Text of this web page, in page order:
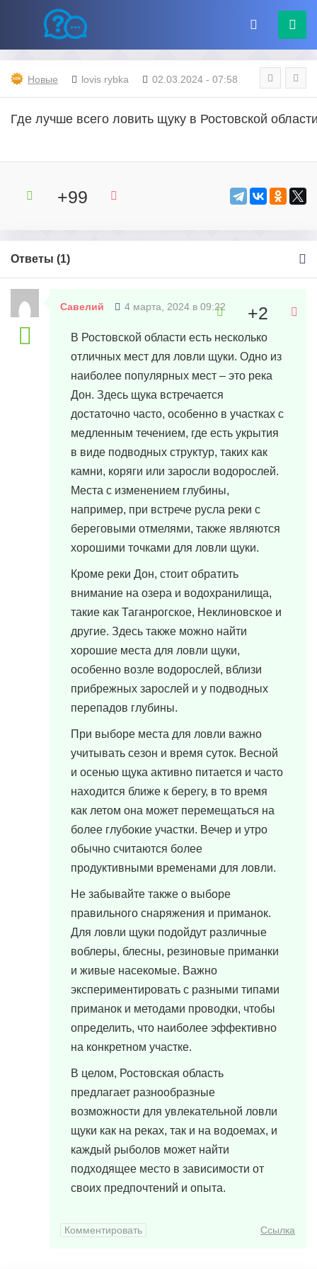
Новые lovis rybka 02.03.2024 - 07:58
Где лучше всего ловить щуку в Ростовской
+99
Ответы (1)
Савелий 4 марта, 2024 в 09:22
В Ростовской области есть несколько
отличных мест для ловли щуки. Одно из
наиболее популярных мест – это река
Дон. Здесь щука встречается
достаточно часто, особенно в участках с
медленным течением, где есть укрытия
в виде подводных структур, таких как
камни, коряги или заросли водорослей.
Места с изменением глубины,
например, при встрече русла реки с
береговыми отмелями, также являются
хорошими точками для ловли щуки.
Кроме реки Дон, стоит обратить
внимание на озера и водохранилища,
такие как Таганрогское, Неклиновское и
другие. Здесь также можно найти
хорошие места для ловли щуки,
особенно возле водорослей, вблизи
прибрежных зарослей и у подводных
перепадов глубины.
При выборе места для ловли важно
учитывать сезон и время суток. Весной
и осенью щука активно питается и часто
находится ближе к берегу, в то время
как летом она может перемещаться на
более глубокие участки. Вечер и утро
обычно считаются более
продуктивными временами для ловли.
Не забывайте также о выборе
правильного снаряжения и приманок.
Для ловли щуки подойдут различные
воблеры, блесны, резиновые приманки
и живые насекомые. Важно
экспериментировать с разными типами
приманок и методами проводки, чтобы
определить, что наиболее эффективно
на конкретном участке.
В целом, Ростовская область
предлагает разнообразные
возможности для увлекательной ловли
щуки как на реках, так и на водоемах, и
каждый рыболов может найти
подходящее место в зависимости от
своих предпочтений и опыта.
+2
Комментировать Ссылка